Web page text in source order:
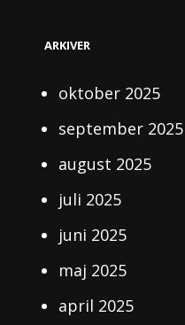
ARKIVER
oktober 2025
september 2025
august 2025
juli 2025
juni 2025
maj 2025
april 2025